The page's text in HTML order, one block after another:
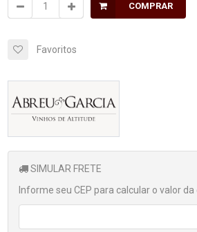
COMPRAR
Favoritos
SIMULAR FRETE
Informe seu CEP para calcular o valor da